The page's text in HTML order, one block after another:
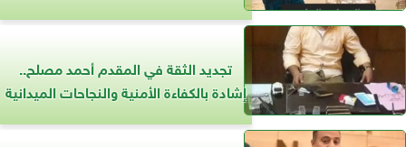
تجديد الثقة في المقدم أحمد مصلح..
إشادة بالكفاءة الأمنية والنجاحات الميدانية